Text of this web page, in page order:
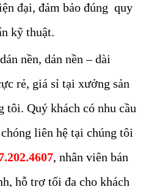
đại, đảm bảo đúng quy
kỹ thuật.
nền, dán nền – dài
rẻ, giá sỉ tại xưởng sản
tôi. Quý khách có nhu cầu
liên hệ tại chúng tôi
, nhân viên bán
hỗ trợ tối đa cho khách